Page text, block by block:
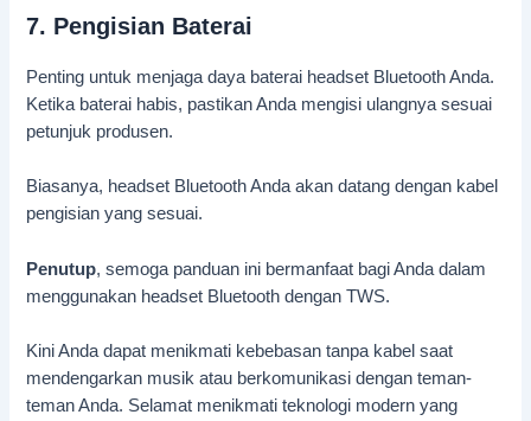
7. Pengisian Baterai
Penting untuk menjaga daya baterai headset Bluetooth Anda.
Ketika baterai habis, pastikan Anda mengisi ulangnya sesuai
petunjuk produsen.
Biasanya, headset Bluetooth Anda akan datang dengan kabel
pengisian yang sesuai.
Penutup, semoga panduan ini bermanfaat bagi Anda dalam
menggunakan headset Bluetooth dengan TWS.
Kini Anda dapat menikmati kebebasan tanpa kabel saat
mendengarkan musik atau berkomunikasi dengan teman-
teman Anda. Selamat menikmati teknologi modern yang